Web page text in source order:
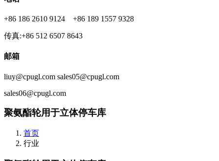
+86 186 2610 9124 +86 189 1557 9328
传真:+86 512 6507 8643
邮箱
liuy@cpugl.com sales05@cpugl.com
sales06@cpugl.com
聚氨酯轮用于立体停车库
首页
行业